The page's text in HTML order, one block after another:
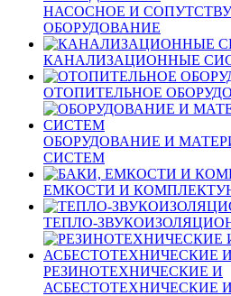
НАСОСНОЕ И
ОБОРУДОВАНИЕ
КАНАЛИЗАЦИОННЫЕ
ОТОПИТЕЛЬНОЕ
ОБОРУДОВАНИЕ И
СИСТЕМ
ЕМКОСТИ И
ТЕПЛО-
РЕЗИНОТЕХНИЧЕСКИЕ И
АСБЕСТОТЕХНИЧЕСКИЕ